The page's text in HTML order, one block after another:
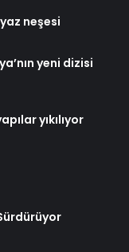
neşesi
yeni dizisi
yıkılıyor